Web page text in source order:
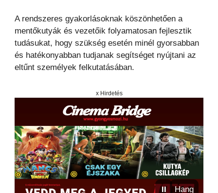
A rendszeres gyakorlásoknak köszönhetően a
mentőkutyák és vezetőik folyamatosan fejlesztik
tudásukat, hogy szükség esetén minél gyorsabban
és hatékonyabban tudjanak segítséget nyújtani az
eltűnt személyek felkutatásában.
x Hirdetés
⏸ Hang